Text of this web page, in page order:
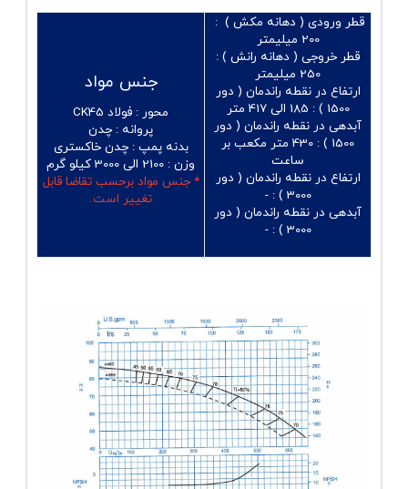
قطر ورودی ( دهانه مکش ) :
200 میلیمتر
قطر خروجی ( دهانه رانش ) :
250 میلیمتر
ارتفاع در نقطه راندمان ( دور
1500 ) :
آبدهی در نقطه راندمان ( دور
1500 ) :
430 متر مکعب بر
ساعت
ارتفاع در نقطه راندمان ( دور
3000 ) : -
آبدهی در نقطه راندمان ( دور
3000 ) : -
جنس مواد
محور : فولاد CK45
پروانه : چدن
بدنه پمپ :چدن خاکستری
وزن : 2100 الی 3000 کیلو گرم
* جنس مواد برحسب تقاضا قابل
تغییر است.